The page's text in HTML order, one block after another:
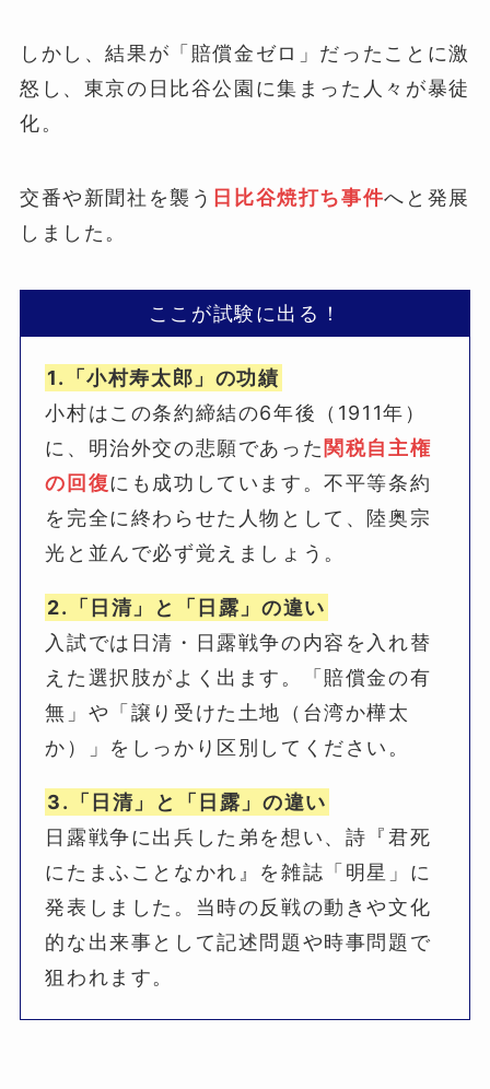
しかし、結果が「賠償金ゼロ」だったことに激
怒し、東京の日比谷公園に集まった人々が暴徒
化。
交番や新聞社を襲う 日比谷焼打ち事件へと発展
しました。
ここが試験に出る！
1.「小村寿太郎」の功績
小村はこの条約締結の6年後（1911年）
に、明治外交の悲願であった 関税自主権
の回復にも成功しています。不平等条約
を完全に終わらせた人物として、陸奥宗
光と並んで必ず覚えましょう。
2.「日清」と「日露」の違い
入試では日清・日露戦争の内容を入れ替
えた選択肢がよく出ます。「賠償金の有
無」や「譲り受けた土地（台湾か樺太
か）」をしっかり区別してください。
3.「日清」と「日露」の違い
日露戦争に出兵した弟を想い、詩『君死
にたまふことなかれ』を雑誌「明星」に
発表しました。当時の反戦の動きや文化
的な出来事として記述問題や時事問題で
狙われます。